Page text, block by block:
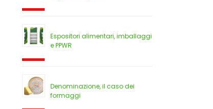
Espositori alimentari, imballaggi
e PPWR
Denominazione, il caso dei
formaggi